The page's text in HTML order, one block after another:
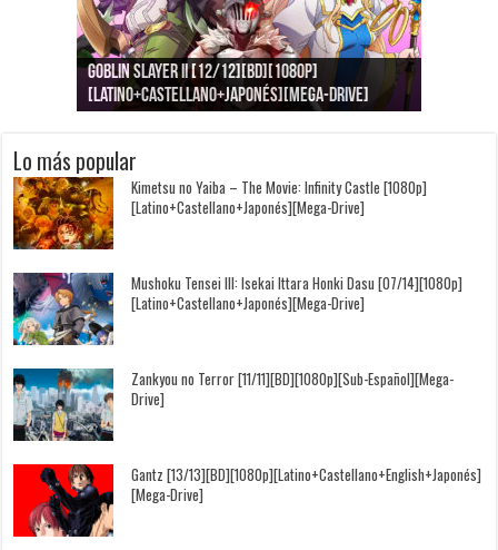
Goblin Slayer II [12/12][BD][1080p]
[Latino+Castellano+Japonés][Mega-Drive]
Jujutsu Kaisen: Kaigyoku/Gyokusetsu [1080p]
[Latino+Japonés][Mega-Drive]
Kimi to, Nami ni Noretara [BD][1080p]
[Latino+Castellano+Japonés][Mega-Drive]
Nukitashi the Animation [11/11+OVAS][BD]
[1080p][Sub-Español][Mega-Drive]
Kimi wa Houkago Insomnia [13/13][BD][1080p]
[Castellano+English+Japonés][Mega-Drive]
Getsuyoubi no Tawawa [12/12+Especiales][BD]
[1080p][Sub-Español][Mega-Drive]
Lo más popular
Kimetsu no Yaiba – The Movie: Infinity Castle [1080p]
[Latino+Castellano+Japonés][Mega-Drive]
Mushoku Tensei III: Isekai Ittara Honki Dasu [07/14][1080p]
[Latino+Castellano+Japonés][Mega-Drive]
Zankyou no Terror [11/11][BD][1080p][Sub-Español][Mega-
Drive]
Gantz [13/13][BD][1080p][Latino+Castellano+English+Japonés]
[Mega-Drive]